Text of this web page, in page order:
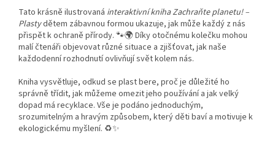
Tato krásně ilustrovaná interaktivní kniha Zachraňte planetu! –
Plastydětem zábavnou formou ukazuje, jak může každý z nás
přispět k ochraně přírody. 🐾🌍 Díky otočnému kolečku mohou
malí čtenáři objevovat různé situace a zjišťovat, jak naše
každodenní rozhodnutí ovlivňují svět kolem nás.
Kniha vysvětluje, odkud se plast bere, proč je důležité ho
správně třídit, jak můžeme omezit jeho používání a jak velký
dopad má recyklace. Vše je podáno jednoduchým,
srozumitelným a hravým způsobem, který děti baví a motivuje k
ekologickému myšlení. ♻️✨